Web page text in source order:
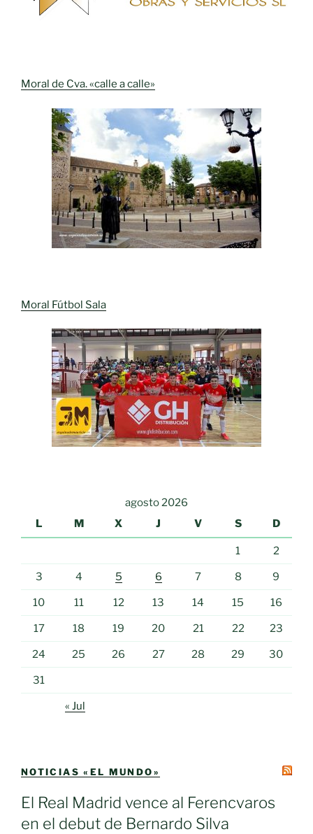
Moral de Cva. «calle a calle»
Moral Fútbol Sala
agosto 2026
L
M X J V S D
1 2
3 4 5 6 7 8 9
10 11 12 13 14 15 16
17 18 19 20 21 22 23
24 25 26 27 28 29 30
31
« Jul
NOTICIAS «EL MUNDO»
El Real Madrid vence al Ferencvaros
en el debut de Bernardo Silva